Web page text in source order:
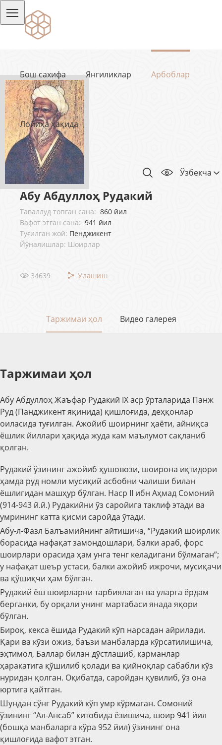
Бош сахифа Янгиликлар Арбоблар
Лойиҳа ҳақида
Ўзбекча
Абу Абдуллоҳ Рудакий
Таваллуд топган сана: 860 йил
Вафот этган сана: 941 йил
Туғилган жой: Пенджикент
Йўналишлар: Шоирлар
34639 Улашиш
Таржимаи ҳол Видео галерея
Таржимаи ҳол
Абу Абдуллоҳ Жаъфар Рудакий IX аср ўрталарида Панж
Руд (Панджикент яқинида) қишлоғида, деҳқонлар
оиласида туғилган. Ажойиб шоирнинг ҳаёти, айниқса
ёшлик йиллари ҳақида жуда кам маълумот сақланиб
қолган.
Рудакий ўзининг ажойиб ҳушовози, шоирона иқтидори
ҳамда руд номли мусиқий асбобни чалиши билан
ёшлигидан машҳур бўлган. Наср II ибн Аҳмад Сомоний
(914-943 й.й.) Рудакийни ўз саройига таклиф этади ва
умрининг катта қисми саройда ўтади.
Абу-л-Фазл Балъамийнинг айтишича, “Рудакий шоирлик
борасида нафақат замондошлари, балки араб, форс
шоирлари орасида ҳам унга тенг келадигани бўлмаган”;
у нафақат шеър устаси, балки ажойиб ижрочи, мусиқачи
ва қўшиқчи ҳам бўлган.
Рудакий ёш шоирларни тарбиялаган ва уларга ёрдам
берганки, бу орқали унинг мартабаси янада яқори
бўлган.
Бироқ, кекса ёшида Рудакий кўп нарсадан айрилади.
Қари ва кўзи ожиз, баъзи манбаларда кўрсатилишича,
эҳтимол, Баллар билан дўстлашиб, карманлар
ҳаракатига қўшилиб қолади ва қийноқлар сабабли кўз
нуридан қолган. Оқибатда, саройдан қувилиб, ўз она
юртига қайтган.
Шундан сўнг Рудакий кўп умр кўрмаган. Сомоний
ўзининг “Ал-Ансаб” китобида ёзишича, шоир 941 йил
(бошқа манбаларга кўра 952 йил) ўзининг она
қишлоғида вафот этган.